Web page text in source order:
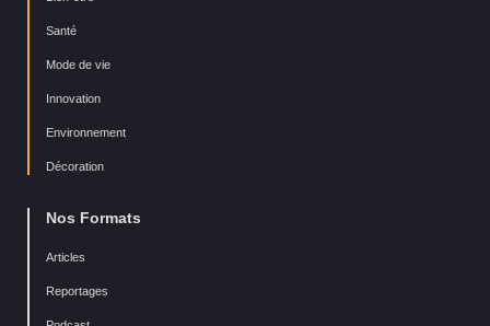
Santé
Mode de vie
Innovation
Environnement
Décoration
Nos Formats
Articles
Reportages